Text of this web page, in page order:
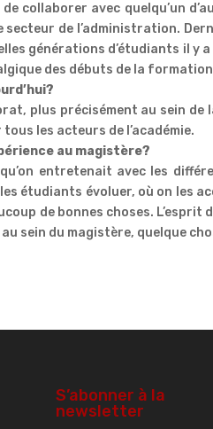
de collaborer avec quelqu’un
secteur de l’administration.
générations d’étudiants il y
des débuts de la
plus précisément au sein de
les acteurs de l’académie.
au magistère?
entretenait avec les
étudiants évoluer, où on les
de bonnes choses.
sein du magistère, quelque
S’abonner à la
newsletter